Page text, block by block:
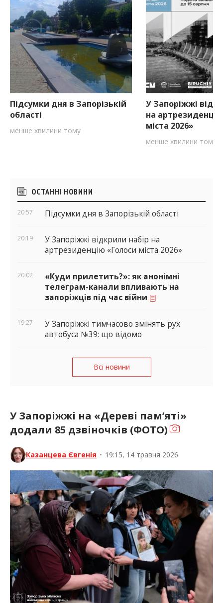
Підсумки дня в Запорізькій
області
менше хвилини тому
У Запоріжжі
на
міста 2026»
менше хвилини тому
Бічні
віджети
ОСТАННІ НОВИНИ
20:57 Підсумки дня в Запорізькій області
20:19
У Запоріжжі відкрили набір на
артрезиденцію «Голоси міста 2026»
20:02
«Куди прилетить?»: як анонімні
телеграм-канали впливають на
запоріжців під час війни
19:27
У Запоріжжі тимчасово змінять рух
автобуса №39: що відомо
Всі новини
У Запоріжжі на «Дереві пам’яті»
додали 85 дзвіночків (ФОТО)
Казанцева Євгенія • 19:15, 14 травня 2026